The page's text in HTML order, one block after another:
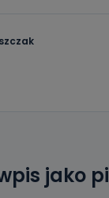
Państwa (lub
źródeł
adres
jako